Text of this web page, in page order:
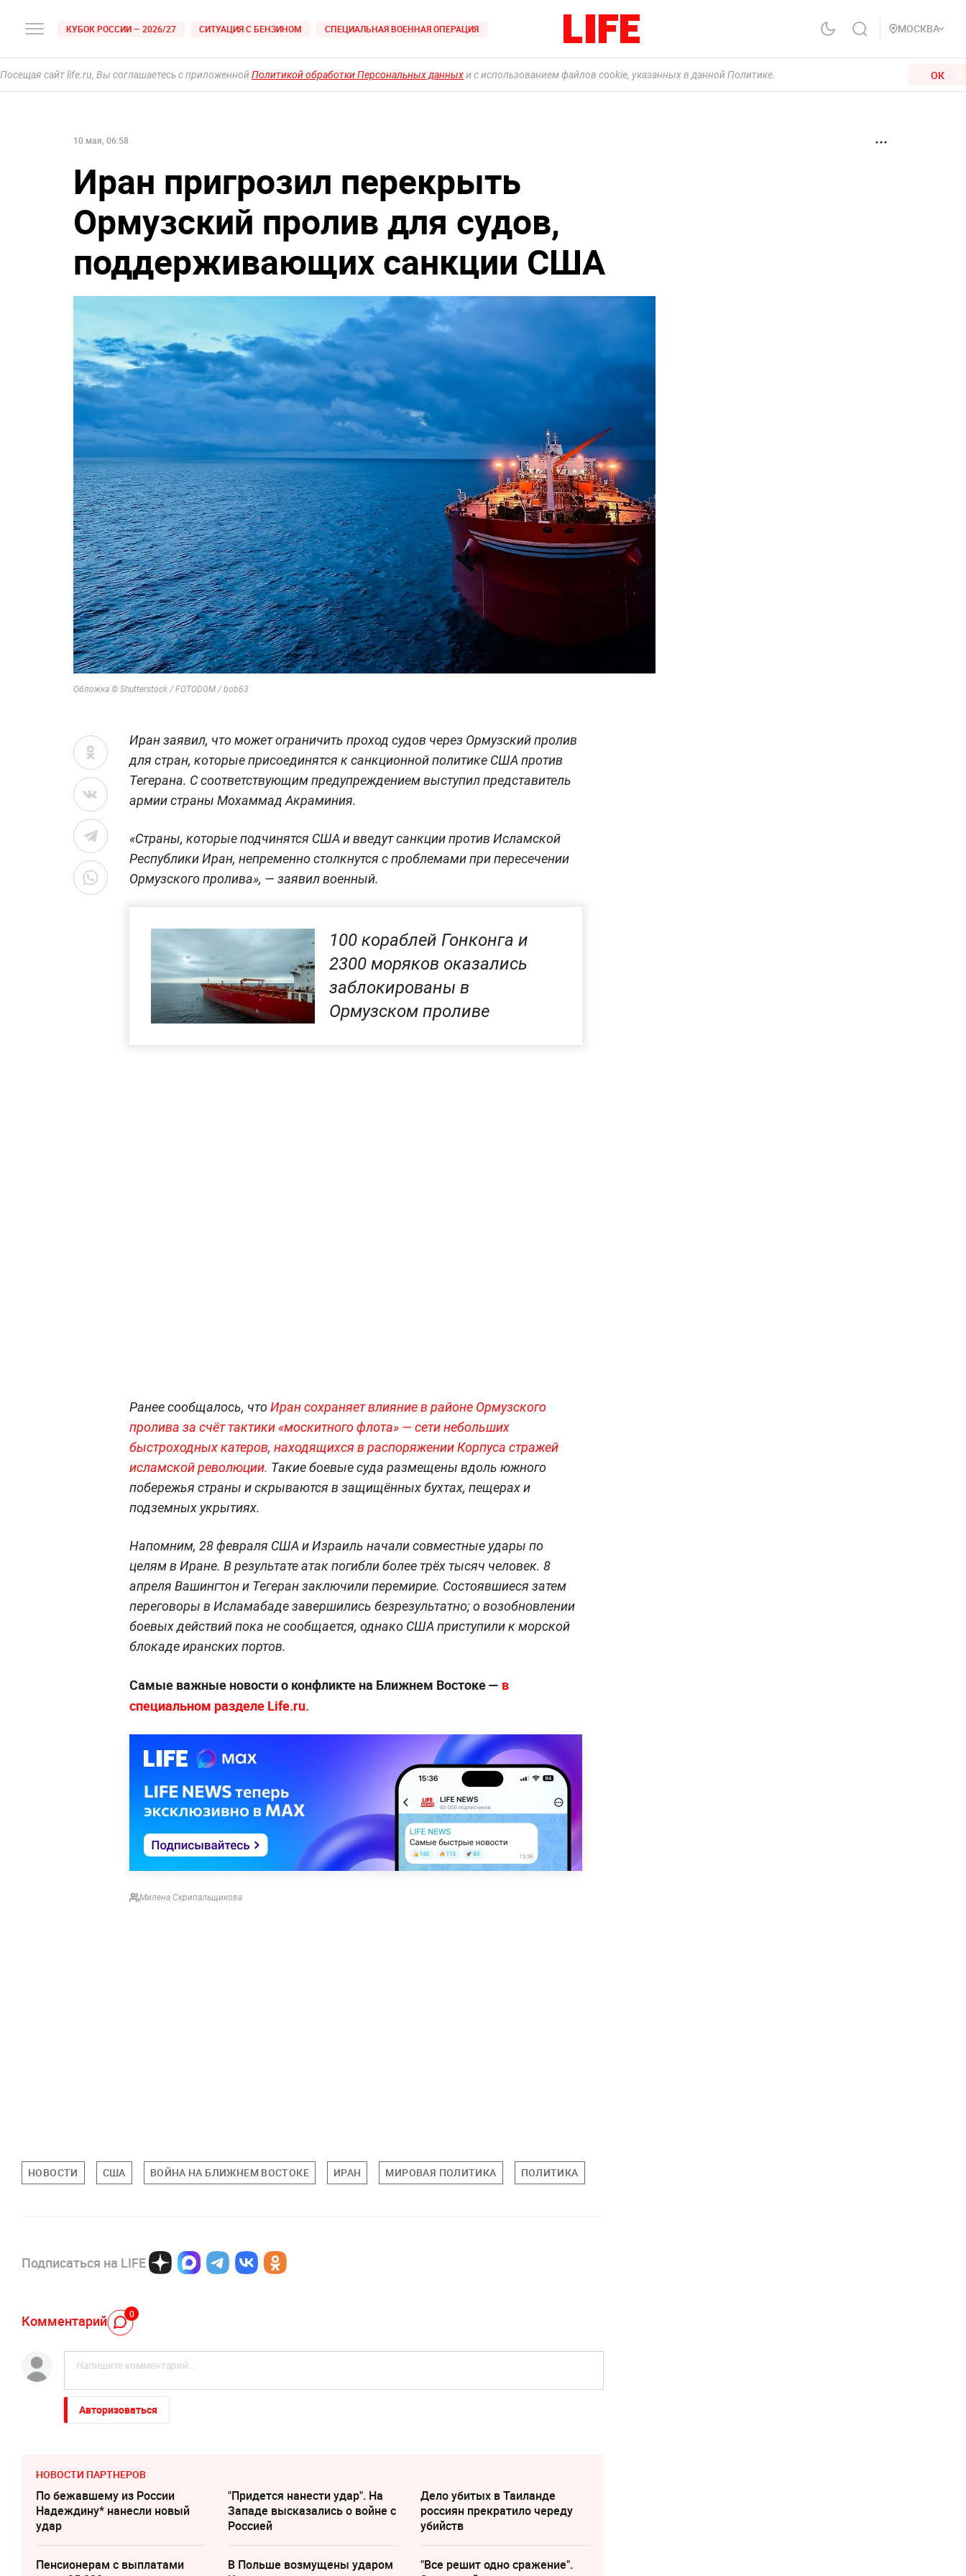
КУБОК РОССИИ — 2026/27 СИТУАЦИЯ С БЕНЗИНОМ СПЕЦИАЛЬНАЯ ВОЕННАЯ ОПЕРАЦИЯ МОСКВА
Посещая сайт life.ru, Вы соглашаетесь с приложеннойПолитикой обработки Персональных данныхи с использованием файлов cookie, указанных в данной Политике. ОК
10 мая, 06:58
Иран пригрозил перекрыть
Ормузский пролив для судов,
поддерживающих санкции США
Обложка © Shutterstock / FOTODOM / bob63
Иран заявил, что может ограничить проход судов через Ормузский пролив
для стран, которые присоединятся к санкционной политике США против
Тегерана. С соответствующим предупреждением выступил представитель
армии страны Мохаммад Акраминия.
«Страны, которые подчинятся США и введут санкции против Исламской
Республики Иран, непременно столкнутся с проблемами при пересечении
Ормузского пролива», — заявил военный.
100 кораблей Гонконга и
2300 моряков оказались
заблокированы в
Ормузском проливе
Ранее сообщалось, чтоИран сохраняет влияние в районе Ормузского
пролива за счёт тактики «москитного флота» — сети небольших
быстроходных катеров, находящихся в распоряжении Корпуса стражей
исламской революции. Такие боевые суда размещены вдоль южного
побережья страны и скрываются в защищённых бухтах, пещерах и
подземных укрытиях.
Напомним, 28 февраля США и Израиль начали совместные удары по
целям в Иране. В результате атак погибли более трёх тысяч человек. 8
апреля Вашингтон и Тегеран заключили перемирие. Состоявшиеся затем
переговоры в Исламабаде завершились безрезультатно; о возобновлении
боевых действий пока не сообщается, однако США приступили к морской
блокаде иранских портов.
Самые важные новости о конфликте на Ближнем Востоке — в
специальном разделе Life.ru.
Милена Скрипальщикова
НОВОСТИ США ВОЙНА НА БЛИЖНЕМ ВОСТОКЕ ИРАН МИРОВАЯ ПОЛИТИКА ПОЛИТИКА
Подписаться на LIFE
Комментарий 0
Авторизоваться
НОВОСТИ ПАРТНЕРОВ
По бежавшему из России
Надеждину* нанесли новый
удар
"Придется нанести удар". На
Западе высказались о войне с
Россией
Дело убитых в Таиланде
россиян прекратило череду
убийств
Пенсионерам с выплатами
В Польше возмущены ударом
"Все решит одно сражение".